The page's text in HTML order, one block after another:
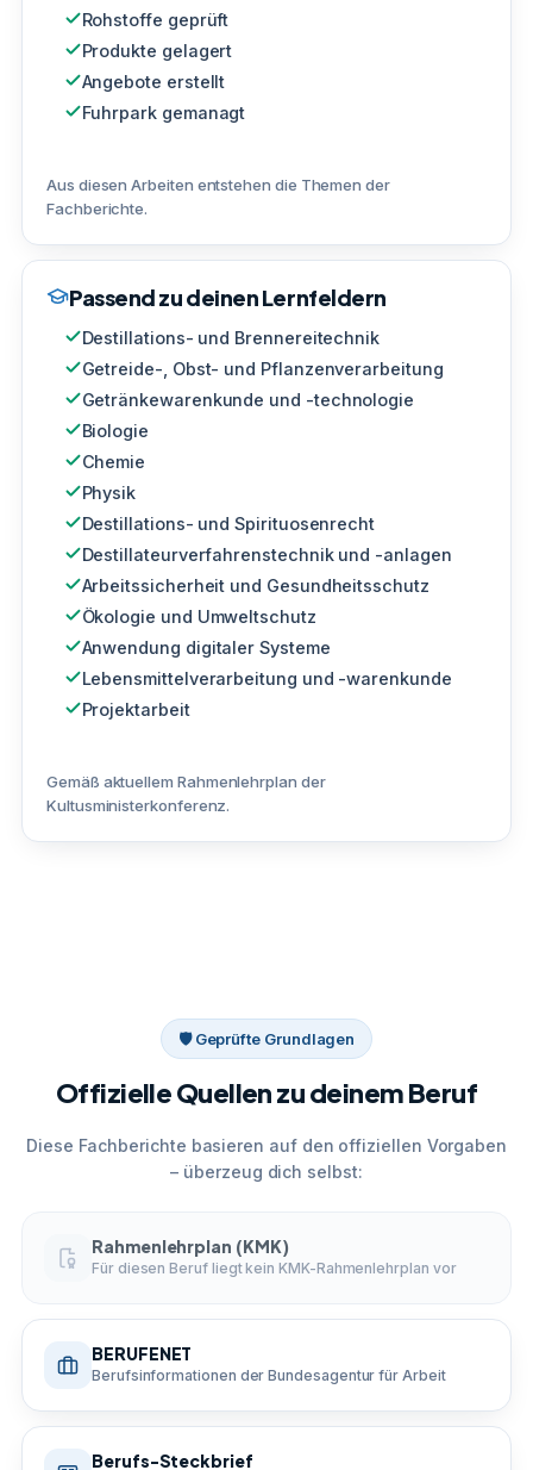
Rohstoffe geprüft
Produkte gelagert
Angebote erstellt
Fuhrpark gemanagt
Aus diesen Arbeiten entstehen die Themen der
Fachberichte.
Passend zu deinen Lernfeldern
Destillations- und Brennereitechnik
Getreide-, Obst- und Pflanzenverarbeitung
Getränkewarenkunde und -technologie
Biologie
Chemie
Physik
Destillations- und Spirituosenrecht
Destillateurverfahrenstechnik und -anlagen
Arbeitssicherheit und Gesundheitsschutz
Ökologie und Umweltschutz
Anwendung digitaler Systeme
Lebensmittelverarbeitung und -warenkunde
Projektarbeit
Gemäß aktuellem Rahmenlehrplan der
Kultusministerkonferenz.
🛡 Geprüfte Grundlagen
Offizielle Quellen zu deinem Beruf
Diese Fachberichte basieren auf den offiziellen Vorgaben
– überzeug dich selbst:
Rahmenlehrplan (KMK)
Für diesen Beruf liegt kein KMK-Rahmenlehrplan vor
BERUFENET
Berufsinformationen der Bundesagentur für Arbeit
Berufs-Steckbrief